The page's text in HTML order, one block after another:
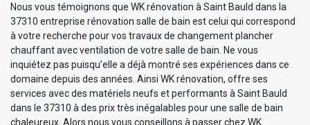
Nous vous témoignons que WK rénovation à Saint Bauld dans la
37310 entreprise rénovation salle de bain est celui qui correspond
à votre recherche pour vos travaux de changement plancher
chauffant avec ventilation de votre salle de bain. Ne vous
inquiétez pas puisqu’elle a déjà montré ses expériences dans ce
domaine depuis des années. Ainsi WK rénovation, offre ses
services avec des matériels neufs et performants à Saint Bauld
dans le 37310 à des prix très inégalables pour une salle de bain
chaleureux. Alors nous vous conseillons à passer chez WK